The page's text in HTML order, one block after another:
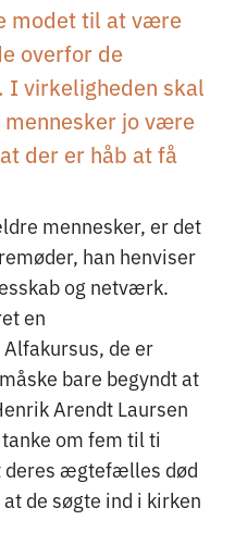
modet til at være
overfor de
I virkeligheden skal
jo være
der er håb at få
mennesker, er det
han henviser
og netværk.
en
de er
bare begyndt at
Arendt Laursen
om fem til ti
deres ægtefælles død
de søgte ind i kirken